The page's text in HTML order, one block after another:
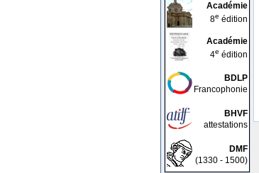
Académie
8e édition
Académie
4e édition
BDLP
Francophonie
BHVF
attestations
DMF
(1330 - 1500)